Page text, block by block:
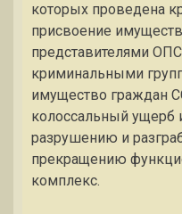
которых проведена
присвоение
представителями
криминальными
имущество граждан
колоссальный ущерб
разрушению и
прекращению
комплекс.